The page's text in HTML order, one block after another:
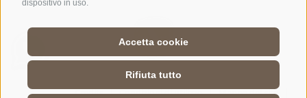
dispositivo in uso.
Accetta cookie
Rifiuta tutto
Credits | Condizioni di utilizzo | Mappa del sito